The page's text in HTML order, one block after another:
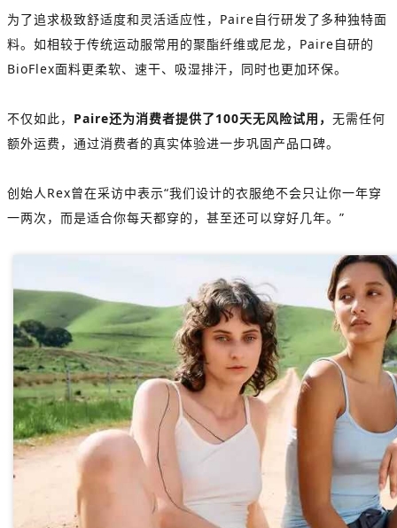
为了追求极致舒适度和灵活适应性，Paire自行研发了多种独特面
料。如相较于传统运动服常用的聚酯纤维或尼龙，Paire自研的
BioFlex面料更柔软、速干、吸湿排汗，同时也更加环保。
不仅如此， Paire还为消费者提供了100天无风险试用， 无需任何
额外运费，通过消费者的真实体验进一步巩固产品口碑。
创始人Rex曾在采访中表示“我们设计的衣服绝不会只让你一年穿
一两次，而是适合你每天都穿的，甚至还可以穿好几年。”